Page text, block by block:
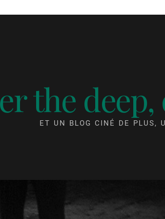
the deep,
ET UN BLOG CINÉ DE PLUS,